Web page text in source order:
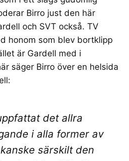
Birro just den här
och SVT också. TV
honom som blev bortklipp
är Gardell med i
säger Birro över en helsida
det allra
i alla former av
särskilt den